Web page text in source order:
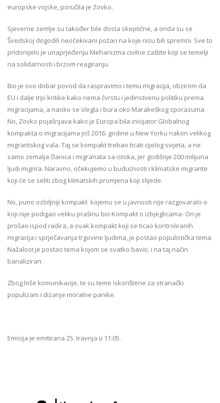
europske vojske, poručila je Zovko.
Sjeverne zemlje su također bile dosta skeptične, a onda su se
Švedskoj dogodili neočekivani požari na koje nisu bili spremni. Sve to
pridonijelo je unaprjeđenju Mehanizma civilne zaštite koji se temelji
na solidarnosti i brzom reagiranju.
Bio je ovo dobar povod da raspravimo i temu migracija, obzirom da
EU i dalje trpi kritike kako nema čvrstu i jedinstvenu politiku prema
migracijama, a naoko se slegla i bura oko Marakeškog sporazuma.
No, Zovko pojašnjava kako je Europa bila inicijator Globalnog
kompakta o migracijama još 2016. godine u New Yorku nakon velikog
migrantskog vala. Taj se kompakt trebao ticati cijelog svijeta, a ne
samo zemalja članica i migranata sa istoka, jer godišnje 200 milijuna
ljudi migrira. Naravno, očekujemo u budućnosti i klimatske migrante
koji će se seliti zbog klimatskih promjena koji slijede.
No, puno ozbiljniji kompakt kojemu se u javnosti nije razgovaralo o
koji nije podigao veliku prašinu bio Kompakt o izbjeglicama- On je
prošao ispod radira, a ovak kompakt koji se ticao kontroliranih
migracija i sprječavanja trgovine ljudima, je postao populistička tema.
Nažalost je postao tema kojom se svatko bavio, i na taj način
banaliziran.
Zbog loše komunikacije, te su teme iskorištene za stranački
populizam i dizanje moralne panike.
Emisija je emitirana 25. travnja u 11:05.